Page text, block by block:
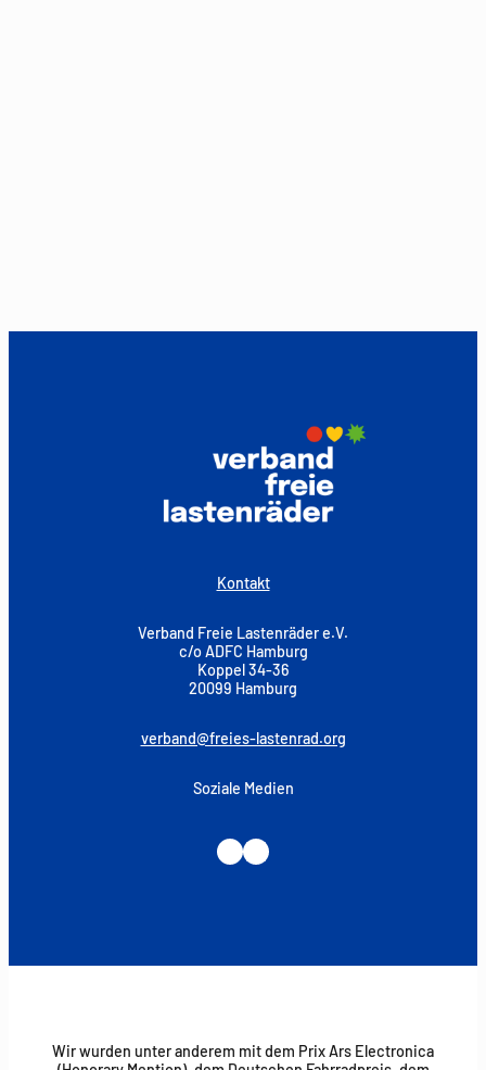
Kontakt
Verband Freie Lastenräder e.V.
c/o ADFC Hamburg
Koppel 34-36
20099 Hamburg
verband@freies-lastenrad.org
Soziale Medien
InstagramLinkedIn
Wir wurden unter anderem mit dem Prix Ars Electronica